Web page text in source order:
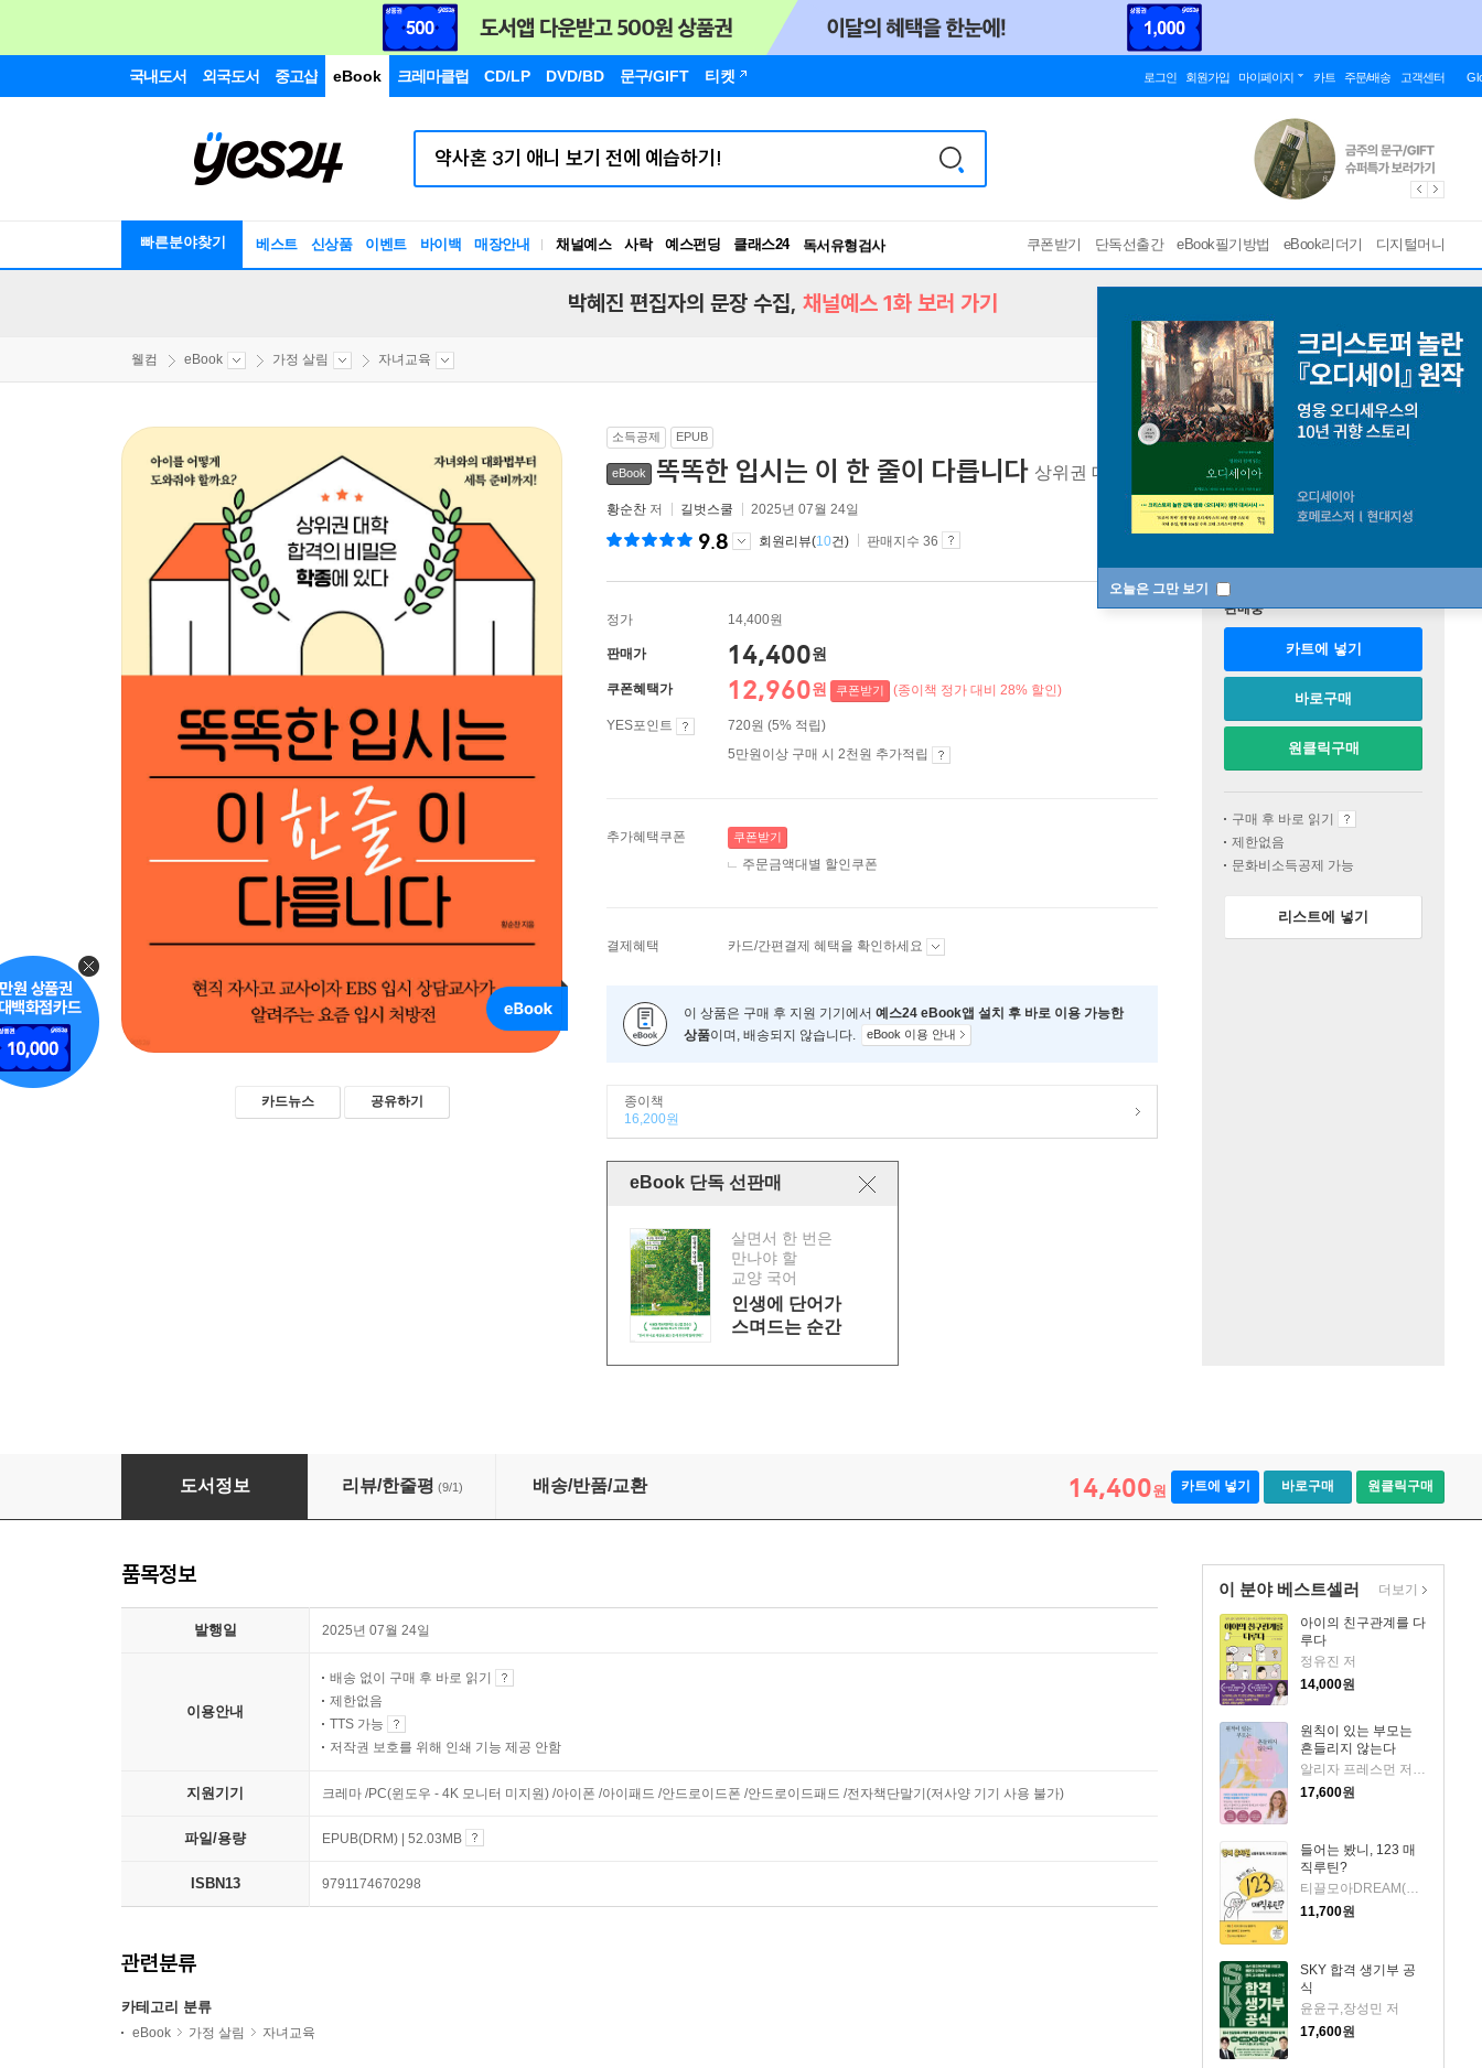
국내도서 외국도서 중고샵 eBook 크레마클럽 CD/LP DVD/BD 문구/GIFT 티켓 로그인 회원가입 마이페이지 카트 주문/배송 고객센터
빠른분야찾기 베스트 신상품 이벤트 바이백 매장안내 채널예스 사락 예스펀딩 클래스24
독서유형검사
RBTI Lab
쿠폰받기 단독선출간 eBook필기방법 eBook리더기 디지털머니
오늘은 그만 보기
박혜진 편집자의 문장 수집, 채널예스 1화 보러 가기
웰컴 eBook 가정 살림 자녀교육
카드뉴스 공유하기
소득공제 EPUB
eBook 똑똑한 입시는 이 한 줄이 다릅니다 상위권 대학 합격의 비밀은 학종에 있다
황순찬 저 길벗스쿨 2025년 07월 24일
9.8 회원리뷰(10건) 판매지수 36
정가 14,400원
판매가 14,400원
쿠폰혜택가 12,960원 쿠폰받기 (종이책 정가 대비 28% 할인)
YES포인트
720원 (5% 적립)
5만원이상 구매 시 2천원 추가적립
추가혜택쿠폰 쿠폰받기
주문금액대별 할인쿠폰
결제혜택 카드/간편결제 혜택을 확인하세요
이 상품은 구매 후 지원 기기에서 예스24 eBook앱 설치 후 바로 이용 가능한
상품이며, 배송되지 않습니다. eBook 이용 안내
종이책
16,200원
eBook 단독 선판매
살면서 한 번은
만나야 할
교양 국어
인생에 단어가
스며드는 순간
판매중
카트에 넣기
바로구매
원클릭구매
구매 후 바로 읽기
제한없음
문화비소득공제 가능
리스트에 넣기
똑똑한 입시는 이 한 줄이 다릅니다
도서정보 리뷰/한줄평 (9/1) 배송/반품/교환 14,400원 카트에 넣기 바로구매 원클릭구매
이 분야 베스트셀러
아이의 친구관계를 다
루다
정유진 저
14,000원
원칙이 있는 부모는
흔들리지 않는다
알리자 프레스먼 저/정미화 역
17,600원
들어는 봤니, 123 매
직루틴?
티끌모아DREAM(강서윤) 저
11,700원
SKY 합격 생기부 공
식
윤윤구,장성민 저
17,600원
더보기
품목정보
발행일 2025년 07월 24일
이용안내
배송 없이 구매 후 바로 읽기
제한없음
TTS 가능
저작권 보호를 위해 인쇄 기능 제공 안함
지원기기 크레마 /PC(윈도우 - 4K 모니터 미지원) /아이폰 /아이패드 /안드로이드폰 /안드로이드패드 /전자책단말기(저사양 기기 사용 불가)
파일/용량 EPUB(DRM) | 52.03MB
ISBN13 9791174670298
관련분류
카테고리 분류
eBook 가정 살림 자녀교육